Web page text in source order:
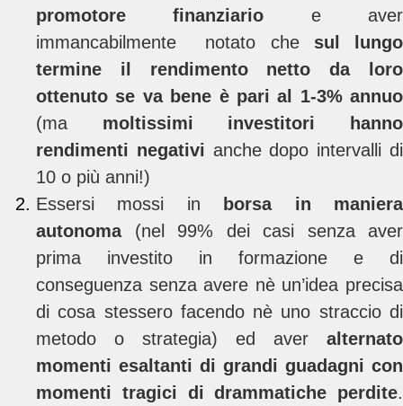
promotore finanziario e aver
immancabilmente notato che sul lungo
termine il rendimento netto da loro
ottenuto se va bene è pari al 1-3% annuo
(ma moltissimi investitori hanno
rendimenti negativi anche dopo intervalli di
10 o più anni!)
Essersi mossi in
borsa in maniera
autonoma(nel 99% dei casi senza aver
prima investito in formazione e di
conseguenza senza avere nè un’idea precisa
di cosa stessero facendo nè uno straccio di
metodo o strategia) ed aver alternato
momenti esaltanti di grandi guadagni con
momenti tragici di drammatiche perdite.